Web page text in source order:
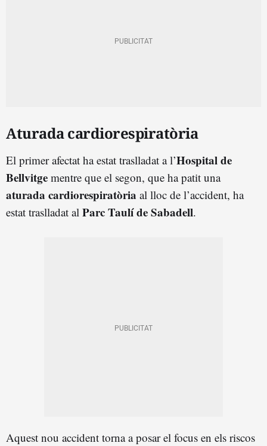
Aturada cardiorespiratòria
El primer afectat ha estat traslladat a l’Hospital de
Bellvitge mentre que el segon, que ha patit una
aturada cardiorespiratòria al lloc de l’accident, ha
estat traslladat al Parc Taulí de Sabadell.
Aquest nou accident torna a posar el focus en els riscos